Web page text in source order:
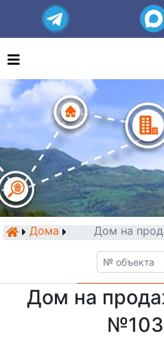
Дома Дом на
Дом на